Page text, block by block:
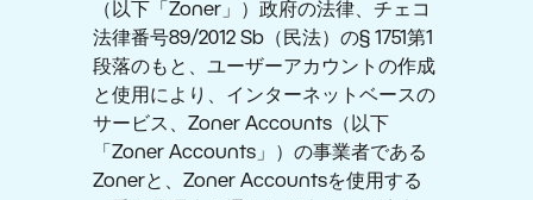
（以下「Zoner」）政府の法律、チェコ
法律番号89/2012 Sb（民法）の§ 1751第1
段落のもと、ユーザーアカウントの作成
と使用により、インターネットベースの
サービス、Zoner Accounts（以下
「Zoner Accounts」）の事業者である
Zonerと、Zoner Accountsを使用する